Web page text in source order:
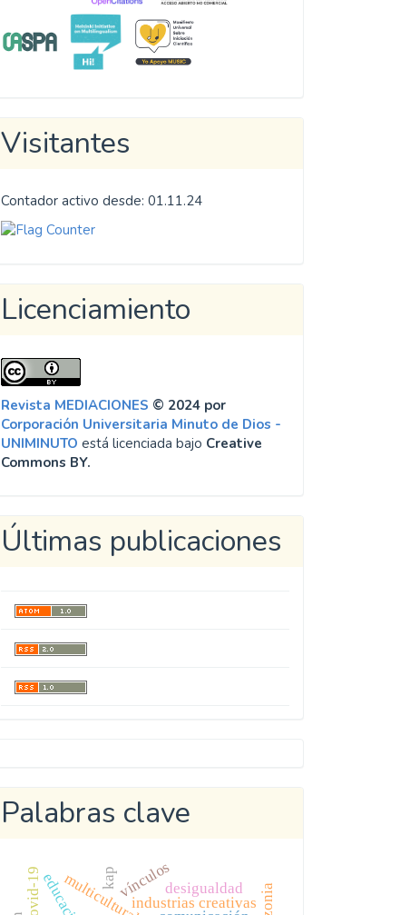
Visitantes
Contador activo desde: 01.11.24
Licenciamiento
Revista MEDIACIONES © 2024 por
Corporación Universitaria Minuto de Dios -
UNIMINUTO está licenciada bajo Creative
Commons BY.
Últimas publicaciones
Palabras clave
industrias creativas
vínculosdesigualdad
kap